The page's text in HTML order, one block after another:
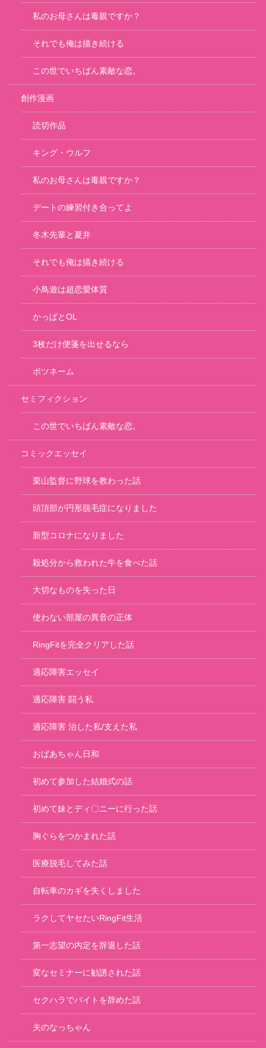
私のお母さんは毒親ですか？
それでも俺は描き続ける
この世でいちばん素敵な恋。
創作漫画
読切作品
キング・ウルフ
私のお母さんは毒親ですか？
デートの練習付き合ってよ
冬木先輩と夏井
それでも俺は描き続ける
小鳥遊は超恋愛体質
かっぱとOL
3枚だけ便箋を出せるなら
ボツネーム
セミフィクション
この世でいちばん素敵な恋。
コミックエッセイ
栗山監督に野球を教わった話
頭頂部が円形脱毛症になりました
新型コロナになりました
殺処分から救われた牛を食べた話
大切なものを失った日
使わない部屋の異音の正体
RingFitを完全クリアした話
適応障害エッセイ
適応障害 闘う私
適応障害 治した私/支えた私
おばあちゃん日和
初めて参加した結婚式の話
初めて妹とディ〇ニーに行った話
胸ぐらをつかまれた話
医療脱毛してみた話
自転車のカギを失くしました
ラクしてヤセたいRingFit生活
第一志望の内定を辞退した話
変なセミナーに勧誘された話
セクハラでバイトを辞めた話
夫のなっちゃん